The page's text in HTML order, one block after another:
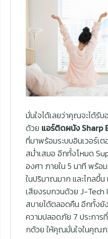
มั่นใจได้เลยว่าคุณจะได้รั
ด้วย แอร์ติดผนัง Sharp
ที่มาพร้อมระบบอินเวอร์เ
สม่ำเสมอ อีกทั้งโหมด
องศา ภายใน 5 นาที พร้อ
ในปริมาณมาก และไกลขึ้
เสียงรบกวนด้วย J-
สบายได้ตลอดคืน อีกทั้งยั
ความปลอดภัย 7 ประการ
กด้วย ให้คุณมั่นใจในคุณภ